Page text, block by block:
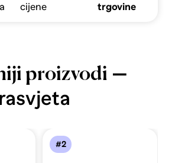
cijene
trgovine
proizvodi —
#2